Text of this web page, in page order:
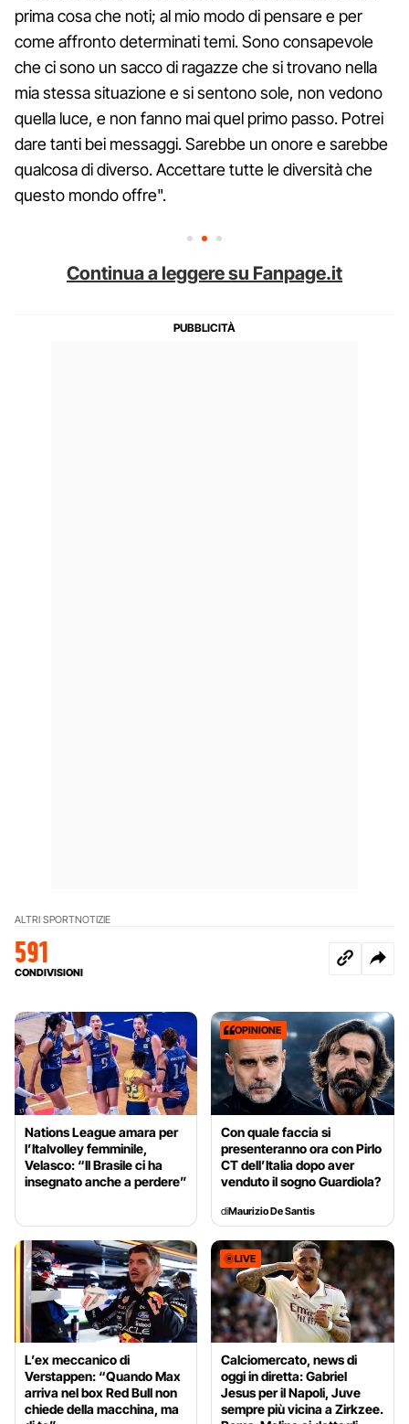
prima cosa che noti; al mio modo di pensare e per
come affronto determinati temi. Sono consapevole
che ci sono un sacco di ragazze che si trovano nella
mia stessa situazione e si sentono sole, non vedono
quella luce, e non fanno mai quel primo passo. Potrei
dare tanti bei messaggi. Sarebbe un onore e sarebbe
qualcosa di diverso. Accettare tutte le diversità che
questo mondo offre".
Continua a leggere su Fanpage.it
ALTRI SPORTNOTIZIE
591
CONDIVISIONI
Nations League amara per
l’Italvolley femminile,
Velasco: “Il Brasile ci ha
insegnato anche a perdere”
OPINIONE
Con quale faccia si
presenteranno ora con Pirlo
CT dell’Italia dopo aver
venduto il sogno Guardiola?
diMaurizio De Santis
L’ex meccanico di
Verstappen: “Quando Max
arriva nel box Red Bull non
chiede della macchina, ma
LIVE
Calciomercato, news di
oggi in diretta: Gabriel
Jesus per il Napoli, Juve
sempre più vicina a Zirkzee.